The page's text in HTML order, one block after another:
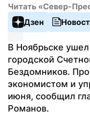
Читать «Север-
Дзен
В Ноябрьске
городской
Бездомников.
экономистом и
июня, сообщил
Романов.